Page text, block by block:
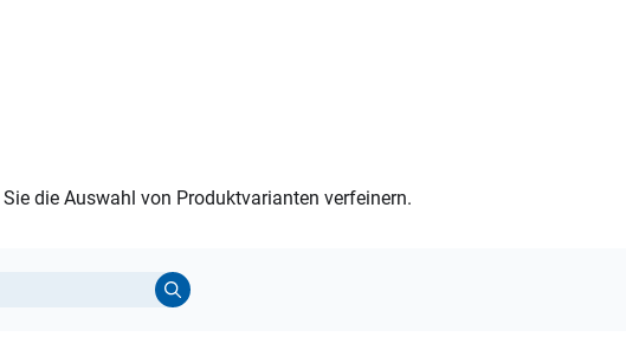
die Auswahl von Produktvarianten verfeinern.